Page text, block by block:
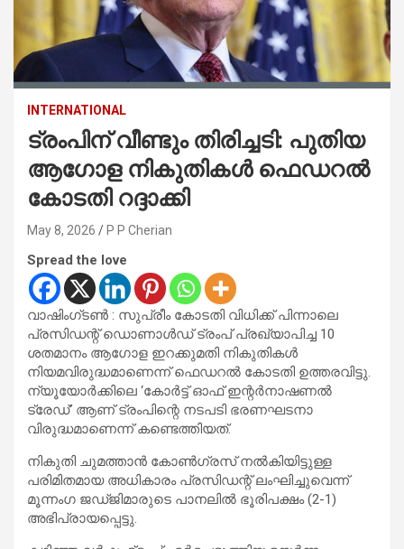
INTERNATIONAL
ട്രംപിന് വീണ്ടും തിരിച്ചടി: പുതിയ
ആഗോള നികുതികൾ ഫെഡറൽ
കോടതി റദ്ദാക്കി
May 8, 2026 P P Cherian
Spread the love
വാഷിംഗ്ടൺ : സുപ്രീം കോടതി വിധിക്ക് പിന്നാലെ
പ്രസിഡന്റ് ഡൊണാൾഡ് ട്രംപ് പ്രഖ്യാപിച്ച 10
ശതമാനം ആഗോള ഇറക്കുമതി നികുതികൾ
നിയമവിരുദ്ധമാണെന്ന് ഫെഡറൽ കോടതി ഉത്തരവിട്ടു.
ന്യൂയോർക്കിലെ ‘കോർട്ട് ഓഫ് ഇന്റർനാഷണൽ
ട്രേഡ്’ ആണ് ട്രംപിന്റെ നടപടി ഭരണഘടനാ
വിരുദ്ധമാണെന്ന് കണ്ടെത്തിയത്.
നികുതി ചുമത്താൻ കോൺഗ്രസ് നൽകിയിട്ടുള്ള
പരിമിതമായ അധികാരം പ്രസിഡന്റ് ലംഘിച്ചുവെന്ന്
മൂന്നംഗ ജഡ്ജിമാരുടെ പാനലിൽ ഭൂരിപക്ഷം (2-1)
അഭിപ്രായപ്പെട്ടു.